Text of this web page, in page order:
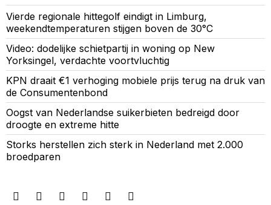
Vierde regionale hittegolf eindigt in Limburg,
weekendtemperaturen stijgen boven de 30°C
Video: dodelijke schietpartij in woning op New
Yorksingel, verdachte voortvluchtig
KPN draait €1 verhoging mobiele prijs terug na druk van
de Consumentenbond
Oogst van Nederlandse suikerbieten bedreigd door
droogte en extreme hitte
Storks herstellen zich sterk in Nederland met 2.000
broedparen